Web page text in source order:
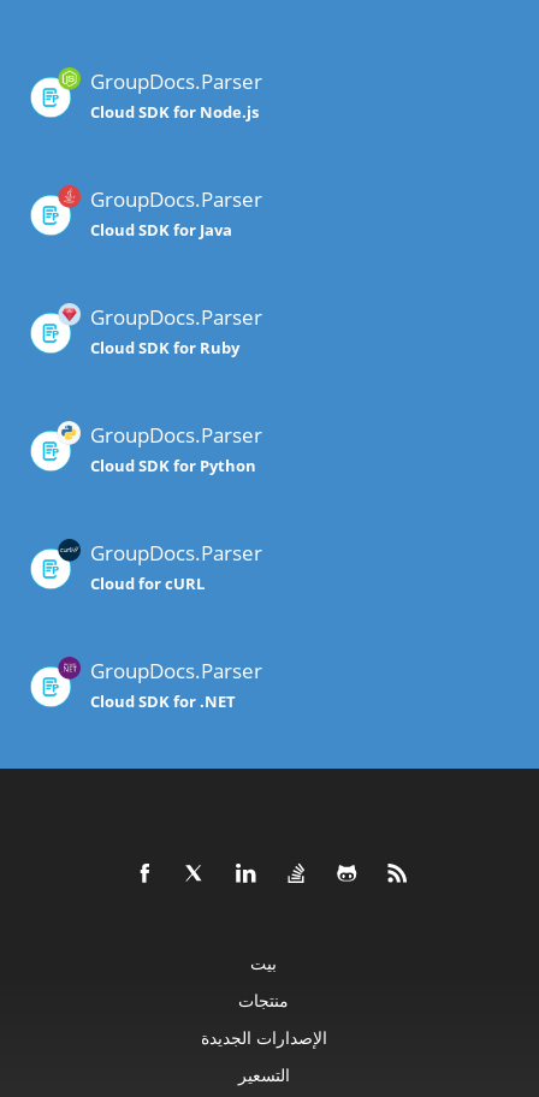
GroupDocs.Parser
Cloud SDK for Node.js
GroupDocs.Parser
Cloud SDK for Java
GroupDocs.Parser
Cloud SDK for Ruby
GroupDocs.Parser
Cloud SDK for Python
GroupDocs.Parser
Cloud for cURL
GroupDocs.Parser
Cloud SDK for .NET
بيت
منتجات
الإصدارات الجديدة
التسعير